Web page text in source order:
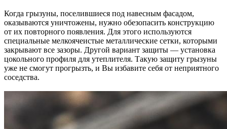
Когда грызуны, поселившиеся под навесным фасадом,
оказываются уничтожены, нужно обезопасить конструкцию
от их повторного появления. Для этого используются
специальные мелкоячеистые металлические сетки, которыми
закрывают все зазоры. Другой вариант защиты — установка
цокольного профиля для утеплителя. Такую защиту грызуны
уже не смогут прогрызть, и Вы избавите себя от неприятного
соседства.